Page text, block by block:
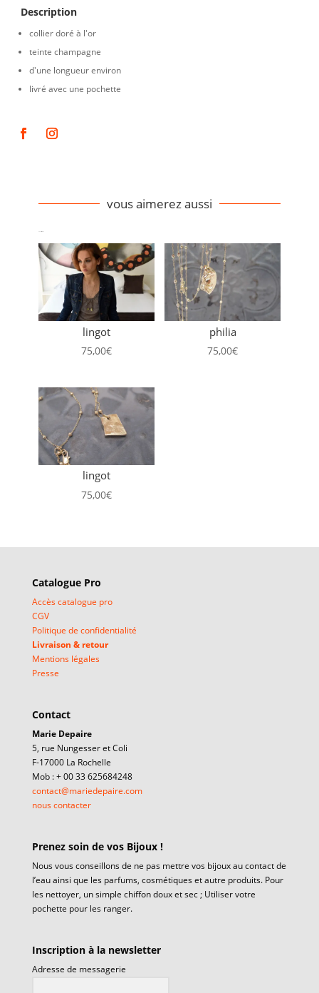
Description
collier doré à l'or
teinte champagne
d'une longueur environ
livré avec une pochette
vous aimerez aussi
lingot
75,00€
philia
75,00€
lingot
75,00€
Catalogue Pro
Accès catalogue pro
CGV
Politique de confidentialité
Livraison & retour
Mentions légales
Presse
Contact
Marie Depaire
5, rue Nungesser et Coli
F-17000 La Rochelle
Mob : + 00 33 625684248
contact@mariedepaire.com
nous contacter
Prenez soin de vos Bijoux !
Nous vous conseillons de ne pas mettre vos bijoux au contact de
l’eau ainsi que les parfums, cosmétiques et autre produits. Pour
les nettoyer, un simple chiffon doux et sec ; Utiliser votre
pochette pour les ranger.
Inscription à la newsletter
Adresse de messagerie